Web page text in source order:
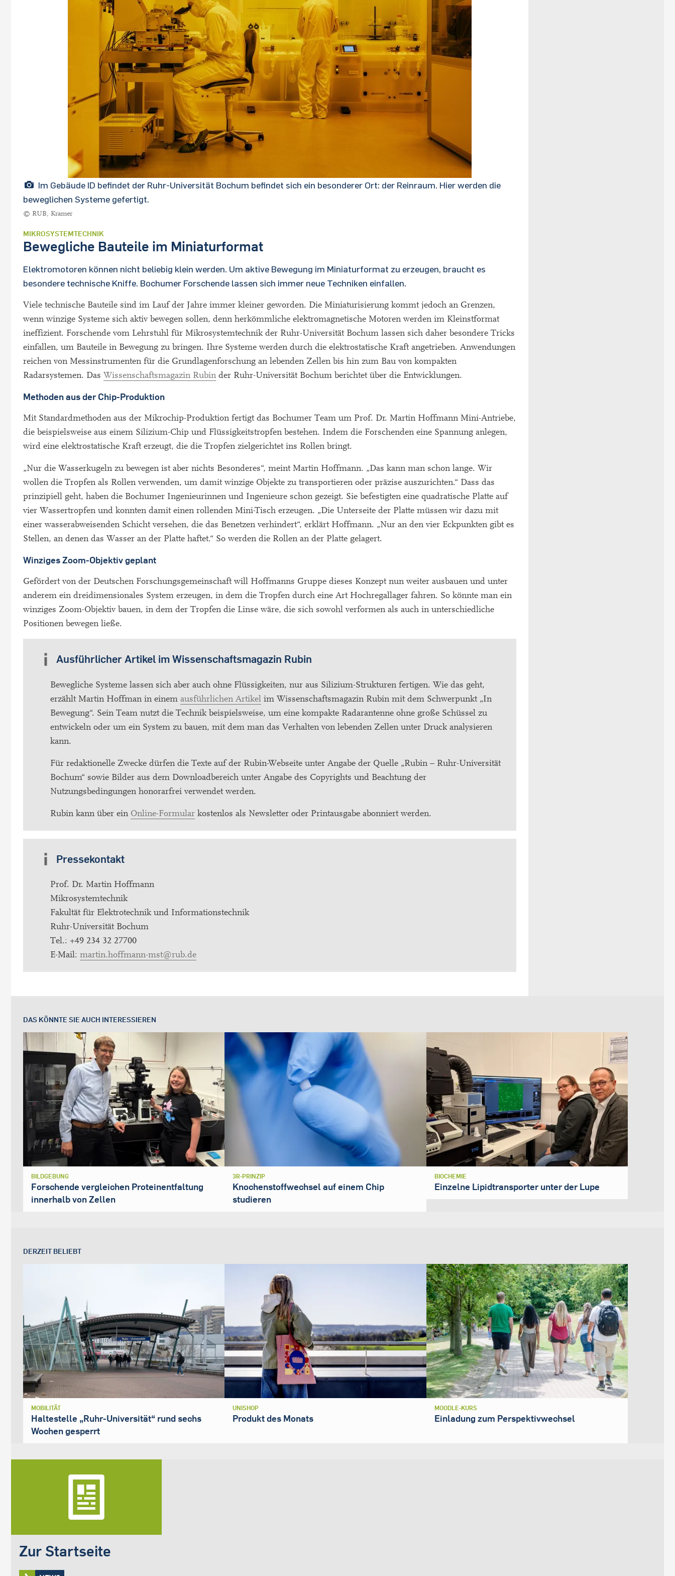
Im Gebäude ID befindet der Ruhr-Universität Bochum befindet sich ein besonderer Ort: der Reinraum. Hier werden die
beweglichen Systeme gefertigt.
© RUB, Kramer
MIKROSYSTEMTECHNIK
Bewegliche Bauteile im Miniaturformat
Elektromotoren können nicht beliebig klein werden. Um aktive Bewegung im Miniaturformat zu erzeugen, braucht es
besondere technische Kniffe. Bochumer Forschende lassen sich immer neue Techniken einfallen.
Viele technische Bauteile sind im Lauf der Jahre immer kleiner geworden. Die Miniaturisierung kommt jedoch an Grenzen,
wenn winzige Systeme sich aktiv bewegen sollen, denn herkömmliche elektromagnetische Motoren werden im Kleinstformat
ineffizient. Forschende vom Lehrstuhl für Mikrosystemtechnik der Ruhr-Universität Bochum lassen sich daher besondere Tricks
einfallen, um Bauteile in Bewegung zu bringen. Ihre Systeme werden durch die elektrostatische Kraft angetrieben. Anwendungen
reichen von Messinstrumenten für die Grundlagenforschung an lebenden Zellen bis hin zum Bau von kompakten
Radarsystemen. Das Wissenschaftsmagazin Rubin der Ruhr-Universität Bochum berichtet über die Entwicklungen.
Methoden aus der Chip-Produktion
Mit Standardmethoden aus der Mikrochip-Produktion fertigt das Bochumer Team um Prof. Dr. Martin Hoffmann Mini-Antriebe,
die beispielsweise aus einem Silizium-Chip und Flüssigkeitstropfen bestehen. Indem die Forschenden eine Spannung anlegen,
wird eine elektrostatische Kraft erzeugt, die die Tropfen zielgerichtet ins Rollen bringt.
„Nur die Wasserkugeln zu bewegen ist aber nichts Besonderes“, meint Martin Hoffmann. „Das kann man schon lange. Wir
wollen die Tropfen als Rollen verwenden, um damit winzige Objekte zu transportieren oder präzise auszurichten.“ Dass das
prinzipiell geht, haben die Bochumer Ingenieurinnen und Ingenieure schon gezeigt. Sie befestigten eine quadratische Platte auf
vier Wassertropfen und konnten damit einen rollenden Mini-Tisch erzeugen. „Die Unterseite der Platte müssen wir dazu mit
einer wasserabweisenden Schicht versehen, die das Benetzen verhindert“, erklärt Hoffmann. „Nur an den vier Eckpunkten gibt es
Stellen, an denen das Wasser an der Platte haftet.“ So werden die Rollen an der Platte gelagert.
Winziges Zoom-Objektiv geplant
Gefördert von der Deutschen Forschungsgemeinschaft will Hoffmanns Gruppe dieses Konzept nun weiter ausbauen und unter
anderem ein dreidimensionales System erzeugen, in dem die Tropfen durch eine Art Hochregallager fahren. So könnte man ein
winziges Zoom-Objektiv bauen, in dem der Tropfen die Linse wäre, die sich sowohl verformen als auch in unterschiedliche
Positionen bewegen ließe.
Ausführlicher Artikel im Wissenschaftsmagazin Rubin
Bewegliche Systeme lassen sich aber auch ohne Flüssigkeiten, nur aus Silizium-Strukturen fertigen. Wie das geht,
erzählt Martin Hoffman in einem ausführlichen Artikel im Wissenschaftsmagazin Rubin mit dem Schwerpunkt „In
Bewegung“. Sein Team nutzt die Technik beispielsweise, um eine kompakte Radarantenne ohne große Schüssel zu
entwickeln oder um ein System zu bauen, mit dem man das Verhalten von lebenden Zellen unter Druck analysieren
kann.
Für redaktionelle Zwecke dürfen die Texte auf der Rubin-Webseite unter Angabe der Quelle „Rubin – Ruhr-Universität
Bochum“ sowie Bilder aus dem Downloadbereich unter Angabe des Copyrights und Beachtung der
Nutzungsbedingungen honorarfrei verwendet werden.
Rubin kann über ein Online-Formular kostenlos als Newsletter oder Printausgabe abonniert werden.
Pressekontakt
Prof. Dr. Martin Hoffmann
Mikrosystemtechnik
Fakultät für Elektrotechnik und Informationstechnik
Ruhr-Universität Bochum
Tel.: +49 234 32 27700
E-Mail: martin.hoffmann-mst@rub.de
DAS KÖNNTE SIE AUCH INTERESSIEREN
BILDGEBUNG
Forschende vergleichen Proteinentfaltung
innerhalb von Zellen
3R-PRINZIP
Knochenstoffwechsel auf einem Chip
studieren
BIOCHEMIE
Einzelne Lipidtransporter unter der Lupe
DERZEIT BELIEBT
MOBILITÄT
Haltestelle „Ruhr-Universität“ rund sechs
Wochen gesperrt
UNISHOP
Produkt des Monats
MOODLE-KURS
Einladung zum Perspektivwechsel
Zur Startseite